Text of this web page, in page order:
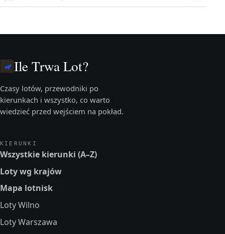
Ile Trwa Lot?
Czasy lotów, przewodniki po
kierunkach i wszystko, co warto
wiedzieć przed wejściem na pokład.
KIERUNKI
Wszystkie kierunki (A–Z)
Loty wg krajów
Mapa lotnisk
Loty Wilno
Loty Warszawa